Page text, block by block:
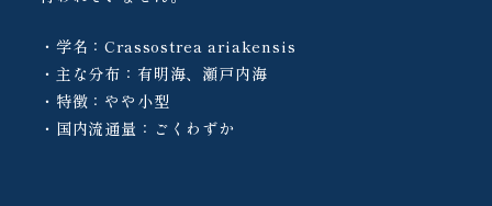
・学名：Crassostrea ariakensis
・主な分布：有明海、瀬戸内海
・特徴：やや小型
・国内流通量：ごくわずか